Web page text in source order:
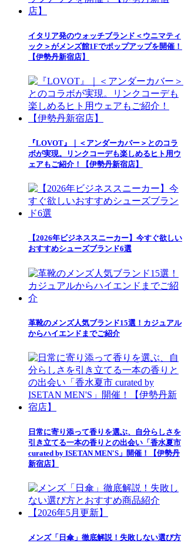
イタリア発のウォッチブランド＜ウニマティ
ック＞がメンズ館1Fでポップアップを開催！
【伊勢丹新宿店】
『LOVOT』｜＜アンダーカバー＞とのコラ
ボが実現。リンクコーデも楽しめるヒト用ウ
ェアもご紹介！【伊勢丹新宿店】
【2026年ビジネススニーカー】今すぐ欲しい
おすすめシューズブランド6選
革靴のメンズ人気ブランド15選！カジュアル
からハイエンドまでご紹介
日常に寄り添って香りを選ぶ、自分らしさを
引き立てる一本の香りとの出会い「香水夏市
curated by ISETAN MEN'S」開催！【伊勢丹
新宿店】
メンズ「日傘」徹底解説！失敗しない選び方